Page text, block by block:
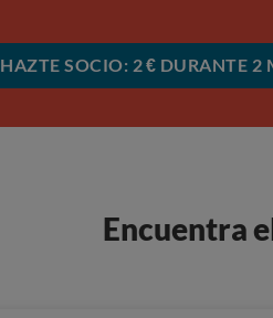
HAZTE SOCIO: 2 € DURANTE 2
Encuentra